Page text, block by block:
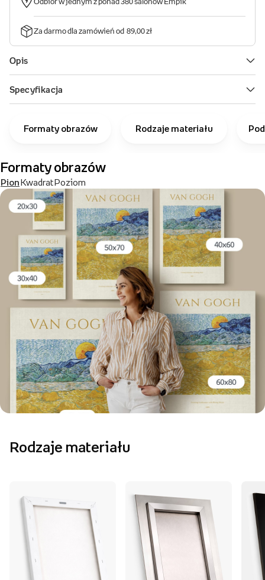
Formaty obrazów Rodzaje materiału
Formaty obrazów
PionKwadratPoziom
Rodzaje materiału